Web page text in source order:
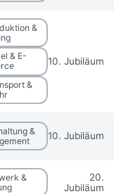
&
& E-
&
10. Jubiläum
&
10. Jubiläum
&
20.
Jubiläum